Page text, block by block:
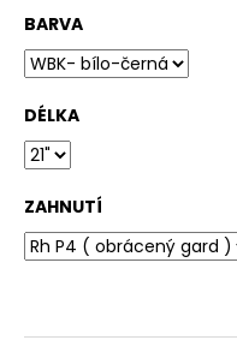
5
hvězdiček.
BARVA
DÉLKA
ZAHNUTÍ
č
u
e
m
e